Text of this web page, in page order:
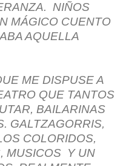
NIÑOS
MÁGICO CUENTO
AQUELLA
ME DISPUSE A
QUE TANTOS
BAILARINAS
GALTZAGORRIS,
COLORIDOS,
MUSICOS Y UN